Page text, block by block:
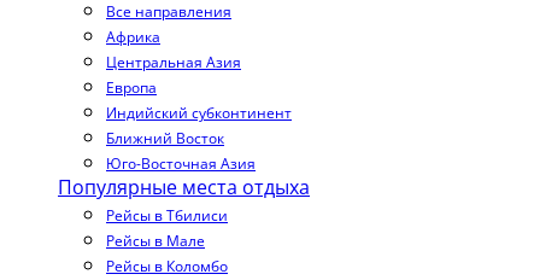
Все направления
Африка
Центральная Азия
Европа
Индийский субконтинент
Ближний Восток
Юго-Восточная Азия
Популярные места отдыха
Рейсы в Тбилиси
Рейсы в Мале
Рейсы в Коломбо